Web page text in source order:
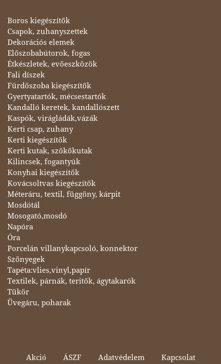
Boros kiegészítők
Csapok, zuhanyszettek
Dekorációs elemek
Előszobabútorok, fogas
Étkészletek, evőeszközök
Fali díszek
Fürdőszoba kiegészítők
Gyertyatartók, mécsestartók
Kandalló keretek, kandallószett
Kaspók, virágládák,vázák
Kerti csap, zuhany
Kerti kiegészítők
Kerti kutak, szökőkutak
Kilincsek, fogantyúk
Konyhai kiegészítők
Kovácsoltvas kiegészítők
Méteráru, textil, függöny, kárpit
Mosdótál
Mosogató,mosdó
Napóra
Óra
Porcelán villanykapcsoló, konnektor
Szőnyegek
Tapéta:vlies,vinyl,papír
Textilek, párnák, teritők, ágytakarók
Tükör
Üvegáru, poharak
Akció ÁSZF Adatvédelem Kapcsolat